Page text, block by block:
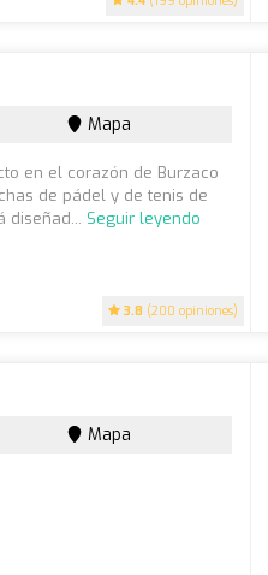
3.8 (200 opiniones)
Mapa
en el corazón de Burzaco
de pádel y de tenis de
diseñad... Seguir leyendo
Mapa